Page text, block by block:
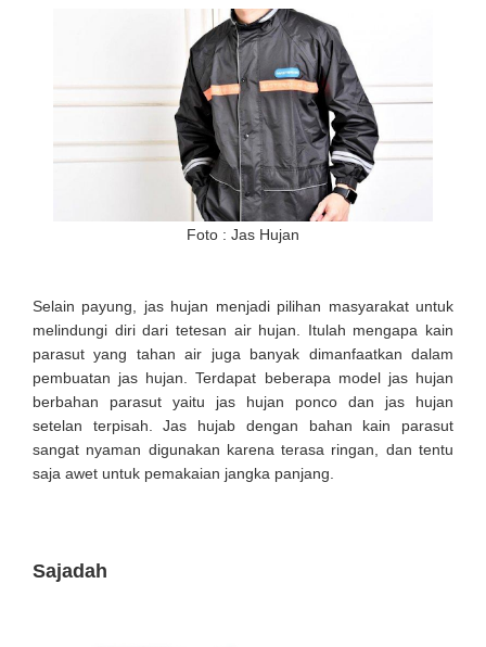
Foto : Jas Hujan
Selain payung, jas hujan menjadi pilihan masyarakat untuk
melindungi diri dari tetesan air hujan. Itulah mengapa kain
parasut yang tahan air juga banyak dimanfaatkan dalam
pembuatan jas hujan. Terdapat beberapa model jas hujan
berbahan parasut yaitu jas hujan ponco dan jas hujan
setelan terpisah. Jas hujab dengan bahan kain parasut
sangat nyaman digunakan karena terasa ringan, dan tentu
saja awet untuk pemakaian jangka panjang.
Sajadah